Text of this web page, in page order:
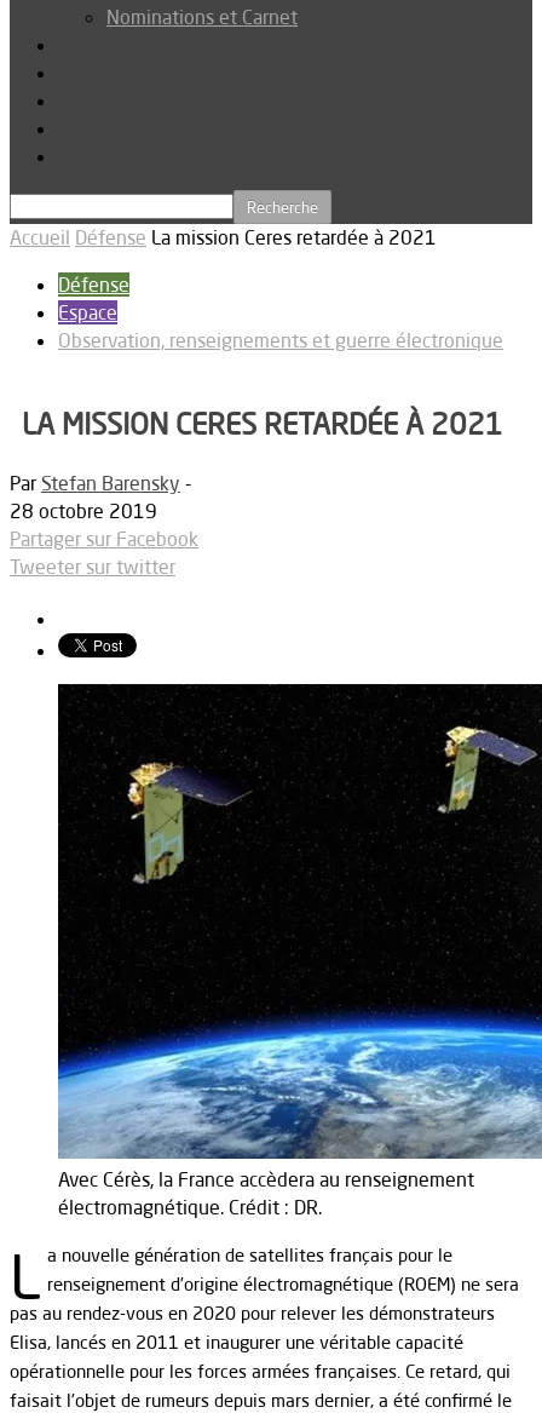
Nominations et Carnet
Accueil Défense La mission Ceres retardée à 2021
Défense
Espace
Observation, renseignements et guerre électronique
LA MISSION CERES RETARDÉE À 2021
Par Stefan Barensky -
28 octobre 2019
Partager sur Facebook
Tweeter sur twitter
Avec Cérès, la France accèdera au renseignement
électromagnétique. Crédit : DR.
L a nouvelle génération de satellites français pour le
renseignement d’origine électromagnétique (ROEM) ne sera
pas au rendez-vous en 2020 pour relever les démonstrateurs
Elisa, lancés en 2011 et inaugurer une véritable capacité
opérationnelle pour les forces armées françaises. Ce retard, qui
faisait l’objet de rumeurs depuis mars dernier, a été confirmé le